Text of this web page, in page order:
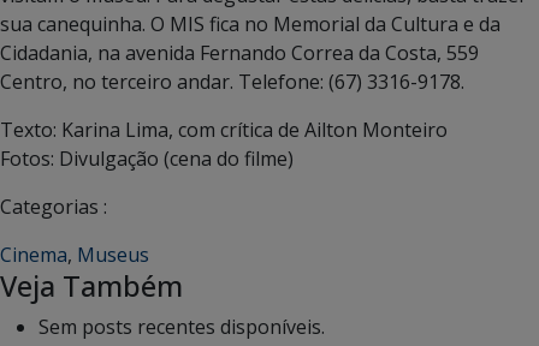
sua canequinha. O MIS fica no Memorial da Cultura e da
Cidadania, na avenida Fernando Correa da Costa, 559
Centro, no terceiro andar. Telefone: (67) 3316-9178.
Texto: Karina Lima, com crítica de Ailton Monteiro
Fotos: Divulgação (cena do filme)
Categorias :
Cinema, Museus
Veja Também
Sem posts recentes disponíveis.